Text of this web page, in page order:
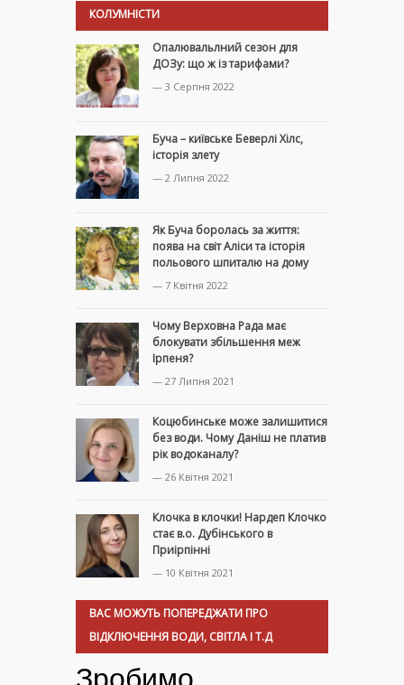
КОЛУМНІСТИ
Опалювальлний сезон для
ДОЗу: що ж із тарифами?
— 3 Серпня 2022
Буча – київське Беверлі Хілс,
історія злету
— 2 Липня 2022
Як Буча боролась за життя:
поява на світ Аліси та історія
польового шпиталю на дому
— 7 Квітня 2022
Чому Верховна Рада має
блокувати збільшення меж
Ірпеня?
— 27 Липня 2021
Коцюбинське може залишитися
без води. Чому Даніш не платив
рік водоканалу?
— 26 Квітня 2021
Клочка в клочки! Нардеп Клочко
стає в.о. Дубінського в
Приірпінні
— 10 Квітня 2021
ВАС МОЖУТЬ ПОПЕРЕДЖАТИ ПРО
ВІДКЛЮЧЕННЯ ВОДИ, СВІТЛА І Т.Д